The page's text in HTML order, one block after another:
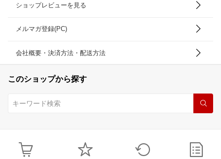
ショップレビューを見る
メルマガ登録(PC)
会社概要・決済方法・配送方法
このショップから探す